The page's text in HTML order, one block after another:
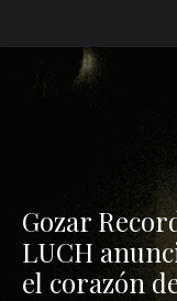
Gozar
LUCH
el corazón